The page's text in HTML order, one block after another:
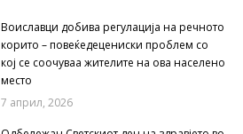
Воиславци добива регулација на речното
корито – повеќедецениски проблем со
кој се соочуваа жителите на ова населено
место
7 април, 2026